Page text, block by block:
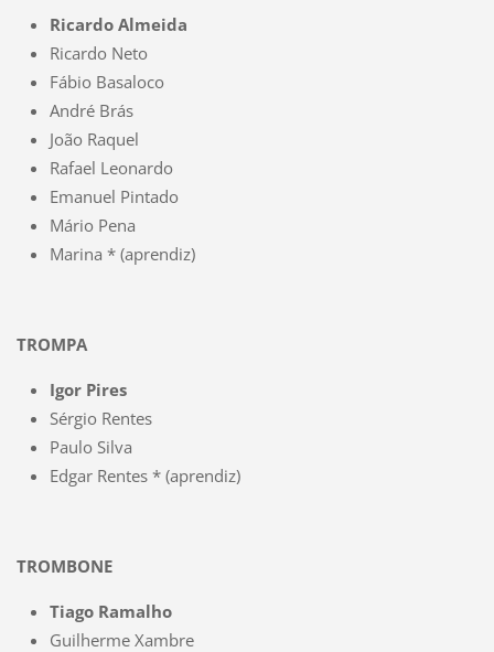
Ricardo Almeida
Ricardo Neto
Fábio Basaloco
André Brás
João Raquel
Rafael Leonardo
Emanuel Pintado
Mário Pena
Marina * (aprendiz)
TROMPA
Igor Pires
Sérgio Rentes
Paulo Silva
Edgar Rentes * (aprendiz)
TROMBONE
Tiago Ramalho
Guilherme Xambre